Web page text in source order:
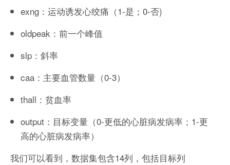
exng：运动诱发心绞痛（1-是；0-否)
oldpeak：前一个峰值
slp：斜率
caa：主要血管数量（0-3）
thall：贫血率
output：目标变量（0-更低的心脏病发病率；1-更
高的心脏病发病率）
我们可以看到，数据集包含14列，包括目标列